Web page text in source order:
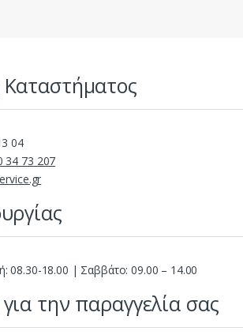
04
34 73 207
08.30-18.00 | Σαββάτο: 09.00 – 14.00
την παραγγελία σας